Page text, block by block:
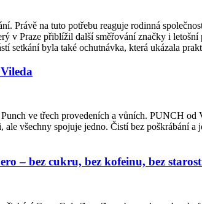
Právě na tuto potřebu reaguje rodinná
v Praze přiblížil další směřování značky i
setkání byla také ochutnávka, která ukázala
ve třech provedeních a vůních. PUNCH
všechny spojuje jedno. Čistí bez
– bez cukru, bez kofeinu, bez